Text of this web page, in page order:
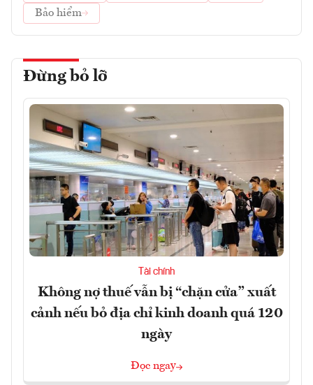
Bảo hiểm
Đừng bỏ lỡ
Tài chính
Không nợ thuế vẫn bị “chặn cửa” xuất
cảnh nếu bỏ địa chỉ kinh doanh quá 120
ngày
Đọc ngay